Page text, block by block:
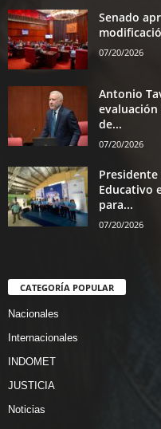
Senado
07/20/2026
Antonio
de...
07/20/2026
Educativo
para...
07/20/2026
CATEGORÍA POPULAR
Nacionales
Internacionales
INDOMET
JUSTICIA
Noticias